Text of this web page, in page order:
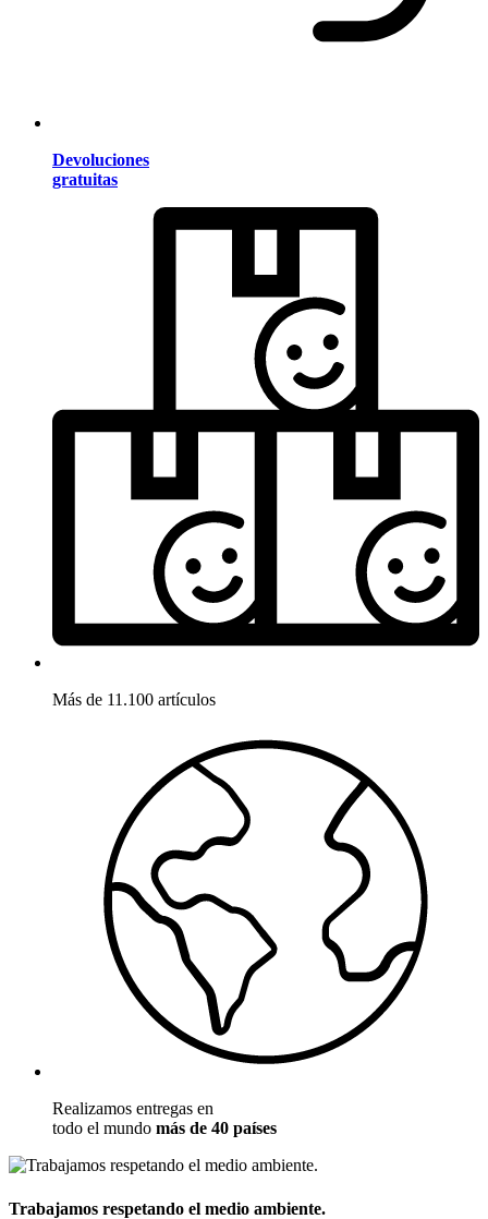
Devoluciones
gratuitas
Más de 11.100 artículos
Realizamos entregas en
todo el mundo más de 40 países
Trabajamos respetando el medio ambiente.